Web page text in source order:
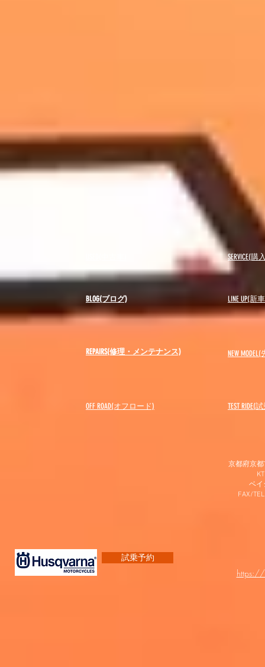
BLOG(ブログ)
SERVICE(
LINE UP(新
REPAIRS(修理・メンテナンス) NEW MODEL(
OFF ROAD(オフロード) ​TEST RIDE(
京都府京
ベイ
FAX/
試乗予約
https://